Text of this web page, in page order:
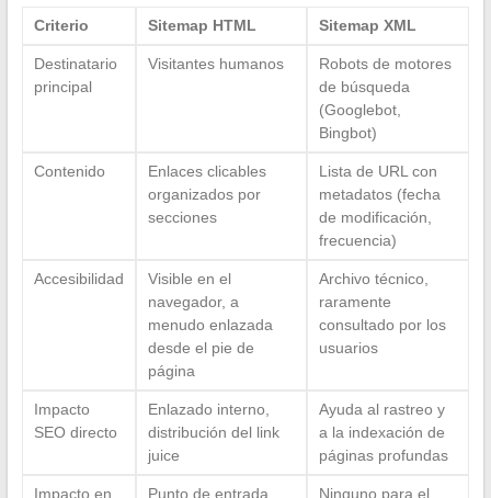
Criterio Sitemap HTML Sitemap XML
Destinatario
principal
Visitantes humanos
Robots de motores
de búsqueda
(Googlebot,
Bingbot)
Contenido
Enlaces clicables
organizados por
secciones
Lista de URL con
metadatos (fecha
de modificación,
frecuencia)
Accesibilidad
Visible en el
navegador, a
menudo enlazada
desde el pie de
página
Archivo técnico,
raramente
consultado por los
usuarios
Impacto
SEO directo
Enlazado interno,
distribución del link
juice
Ayuda al rastreo y
a la indexación de
páginas profundas
Impacto en
Punto de entrada
Ninguno para el